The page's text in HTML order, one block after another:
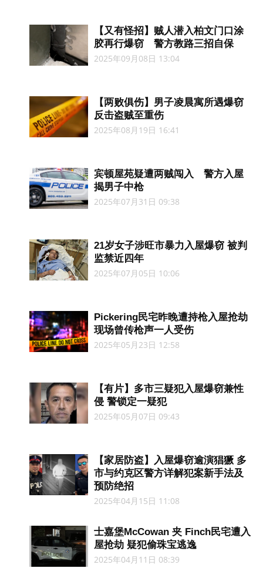
【又有怪招】贼人潜入柏文门口涂
胶再行爆窃 警方教路三招自保
2025年09月08日 13:04
【两败俱伤】男子凌晨寓所遇爆窃
反击盗贼至重伤
2025年08月19日 16:41
宾顿屋苑疑遭两贼闯入 警方入屋
揭男子中枪
2025年07月31日 09:38
21岁女子涉旺市暴力入屋爆窃 被判
监禁近四年
2025年07月05日 10:06
Pickering民宅昨晚遭持枪入屋抢劫
现场曾传枪声一人受伤
2025年05月23日 12:58
【有片】多市三疑犯入屋爆窃兼性
侵 警锁定一疑犯
2025年05月07日 09:43
【家居防盗】入屋爆窃逾演猖獗 多
市与约克区警方详解犯案新手法及
预防绝招
2025年04月15日 11:08
士嘉堡McCowan 夹 Finch民宅遭入
屋抢劫 疑犯偷珠宝逃逸
2025年04月11日 08:39